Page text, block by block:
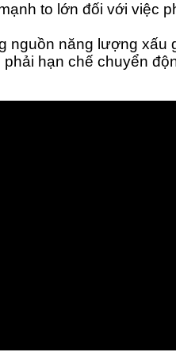
to lớn đối với việc
năng lượng xấu
hạn chế chuyển